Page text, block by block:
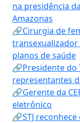
na presidência
Amazonas
🔗Cirurgia de
planos de saúde
🔗Presidente do
representantes
🔗Gerente da
eletrônico
🔗STJ